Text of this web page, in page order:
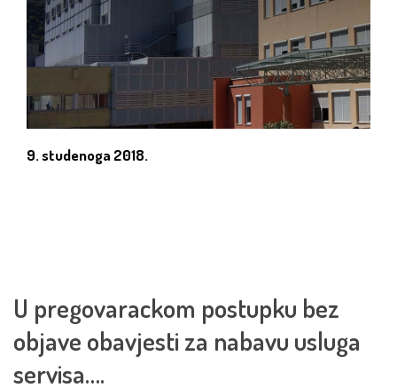
9. studenoga 2018.
U pregovarackom postupku bez
objave obavjesti za nabavu usluga
servisa….